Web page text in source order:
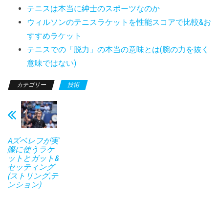
テニスは本当に紳士のスポーツなのか
ウィルソンのテニスラケットを性能スコアで比較&お
すすめラケット
テニスでの「脱力」の本当の意味とは(腕の力を抜く
意味ではない)
カテゴリー 技術
Aズベレフが実
際に使うラケ
ットとガット&
セッティング
(ストリング,テ
ンション)